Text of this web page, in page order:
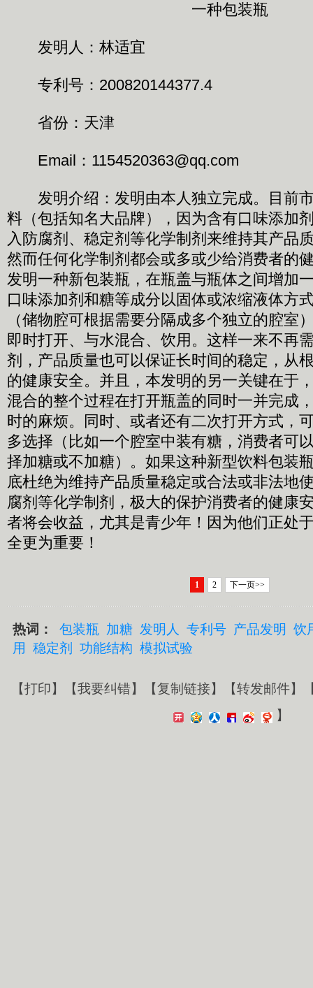
一种包装瓶
发明人：林适宜
专利号：200820144377.4
省份：天津
Email：1154520363@qq.com
发明介绍：发明由本人独立完成。目前
料（包括知名大品牌），因为含有口味添加
入防腐剂、稳定剂等化学制剂来维持其产品
然而任何化学制剂都会或多或少给消费者的
发明一种新包装瓶，在瓶盖与瓶体之间增加
口味添加剂和糖等成分以固体或浓缩液体方
（储物腔可根据需要分隔成多个独立的腔室
即时打开、与水混合、饮用。这样一来不再
剂，产品质量也可以保证长时间的稳定，从
的健康安全。并且，本发明的另一关键在于
混合的整个过程在打开瓶盖的同时一并完成
时的麻烦。同时、或者还有二次打开方式，
多选择（比如一个腔室中装有糖，消费者可
择加糖或不加糖）。如果这种新型饮料包装
底杜绝为维持产品质量稳定或合法或非法地
腐剂等化学制剂，极大的保护消费者的健康
者将会收益，尤其是青少年！因为他们正处
全更为重要！
1 2 下一页>>
热词： 包装瓶 加糖 发明人 专利号 产品发明
饮
用
稳定剂 功能结构 模拟试验
【打印】【我要纠错】【复制链接】【转发邮件】
】